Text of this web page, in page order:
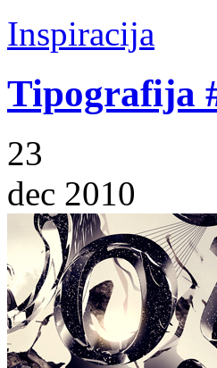
Inspiracija
Tipografija
23
dec 2010